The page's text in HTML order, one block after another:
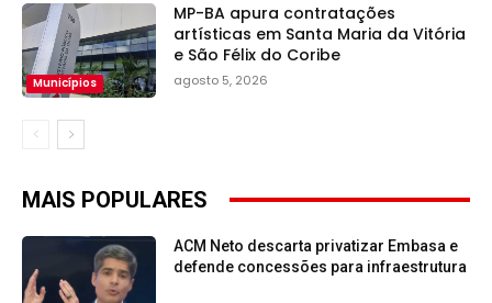
Municípios
MP-BA apura contratações
artísticas em Santa Maria da Vitória
e São Félix do Coribe
agosto 5, 2026
MAIS POPULARES
ACM Neto descarta privatizar Embasa e
defende concessões para infraestrutura